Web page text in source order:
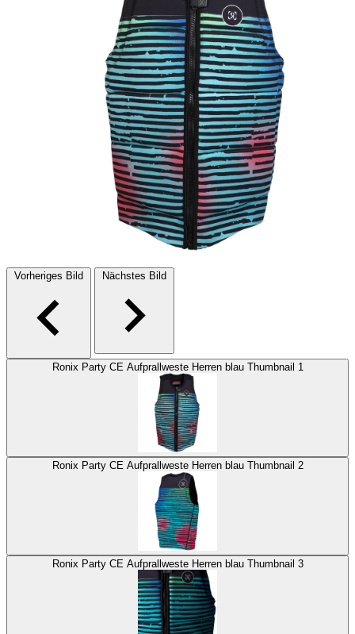
Vorheriges Bild Nächstes Bild
Ronix Party CE Aufprallweste Herren blau Thumbnail 1
Ronix Party CE Aufprallweste Herren blau Thumbnail 2
Ronix Party CE Aufprallweste Herren blau Thumbnail 3